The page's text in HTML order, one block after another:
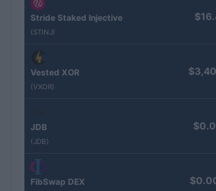
Stride Staked Injective
(STINJ)
Vested XOR
(VXOR)
JDB
(JDB)
FibSwap DEX